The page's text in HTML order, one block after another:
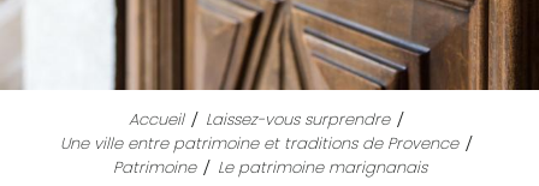
Accueil
Laissez-vous surprendre
Une ville entre patrimoine et traditions de Provence
Patrimoine
Le patrimoine marignanais